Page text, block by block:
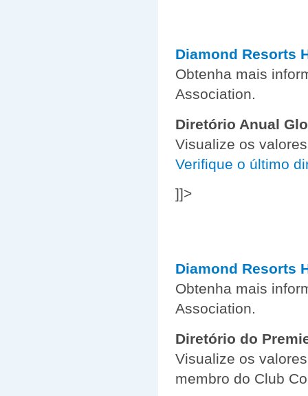
Diamond Resorts
Obtenha mais
Association.
Diretório Anual
Visualize os
Verifique o último
]]>
Diamond Resorts
Obtenha mais
Association.
Diretório do
Visualize os
membro do Club